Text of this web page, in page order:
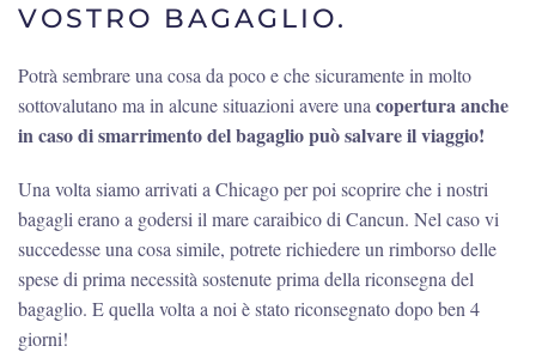
VOSTRO BAGAGLIO.
Potrà sembrare una cosa da poco e che sicuramente in molto
sottovalutano ma in alcune situazioni avere una copertura anche
in caso di smarrimento del bagaglio può salvare il viaggio!
Una volta siamo arrivati a Chicago per poi scoprire che i nostri
bagagli erano a godersi il mare caraibico di Cancun. Nel caso vi
succedesse una cosa simile, potrete richiedere un rimborso delle
spese di prima necessità sostenute prima della riconsegna del
bagaglio. E quella volta a noi è stato riconsegnato dopo ben 4
giorni!